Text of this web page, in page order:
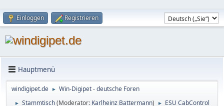
Einloggen Registrieren
Hauptmenü
windigipet.de ► Win-Digipet - deutsche Foren
► Stammtisch(Moderator: Karlheinz Battermann) ► ESU CabControl